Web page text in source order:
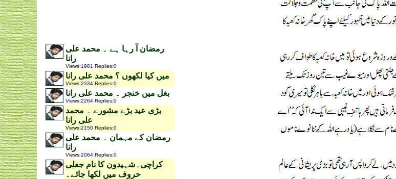
رمضان آ رہا ہے ۔ محمد علی
رانا
Views:1981 Replies:0
میں کیا لکھوں ؟ محمد علی رانا
Views:2334 Replies:0
بغل میں خنجر ۔ محمد علی رانا
Views:2264 Replies:0
بڑی عید بڑے مشورے ۔ محمد
علی رانا
Views:2150 Replies:0
رمضان کے مہمان ۔ محمد علی
رانا
Views:2064 Replies:0
کراچی۔شہیدون کا نام جعلی
حروف میں لکھا جائے۔